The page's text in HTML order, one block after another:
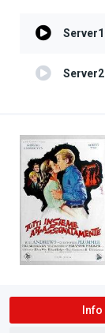
Server1
Server2
Info